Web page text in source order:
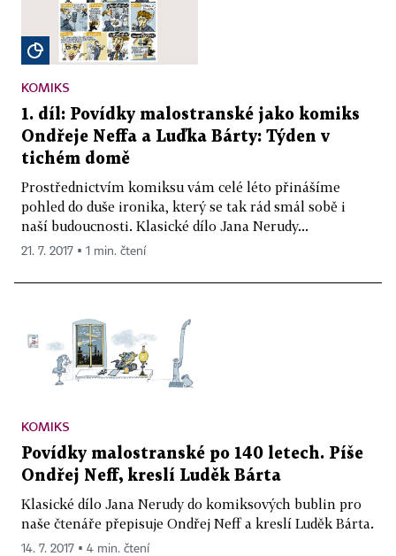
KOMIKS
1. díl: Povídky malostranské jako komiks
Ondřeje Neffa a Luďka Bárty: Týden v
tichém domě
Prostřednictvím komiksu vám celé léto přinášíme
pohled do duše ironika, který se tak rád smál sobě i
naší budoucnosti. Klasické dílo Jana Nerudy...
21. 7. 2017 ▪ 1 min. čtení
KOMIKS
Povídky malostranské po 140 letech. Píše
Ondřej Neff, kreslí Luděk Bárta
Klasické dílo Jana Nerudy do komiksových bublin pro
naše čtenáře přepisuje Ondřej Neff a kreslí Luděk Bárta.
14. 7. 2017 ▪ 4 min. čtení